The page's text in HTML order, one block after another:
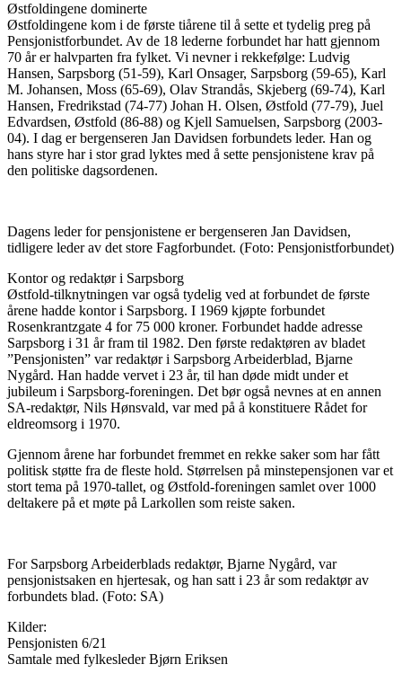
Østfoldingene dominerte
Østfoldingene kom i de første tiårene til å sette et tydelig preg på
Pensjonistforbundet. Av de 18 lederne forbundet har hatt gjennom
70 år er halvparten fra fylket. Vi nevner i rekkefølge: Ludvig
Hansen, Sarpsborg (51-59), Karl Onsager, Sarpsborg (59-65), Karl
M. Johansen, Moss (65-69), Olav Strandås, Skjeberg (69-74), Karl
Hansen, Fredrikstad (74-77) Johan H. Olsen, Østfold (77-79), Juel
Edvardsen, Østfold (86-88) og Kjell Samuelsen, Sarpsborg (2003-
04). I dag er bergenseren Jan Davidsen forbundets leder. Han og
hans styre har i stor grad lyktes med å sette pensjonistene krav på
den politiske dagsordenen.
Dagens leder for pensjonistene er bergenseren Jan Davidsen,
tidligere leder av det store Fagforbundet. (Foto: Pensjonistforbundet)
Kontor og redaktør i Sarpsborg
Østfold-tilknytningen var også tydelig ved at forbundet de første
årene hadde kontor i Sarpsborg. I 1969 kjøpte forbundet
Rosenkrantzgate 4 for 75 000 kroner. Forbundet hadde adresse
Sarpsborg i 31 år fram til 1982. Den første redaktøren av bladet
”Pensjonisten” var redaktør i Sarpsborg Arbeiderblad, Bjarne
Nygård. Han hadde vervet i 23 år, til han døde midt under et
jubileum i Sarpsborg-foreningen. Det bør også nevnes at en annen
SA-redaktør, Nils Hønsvald, var med på å konstituere Rådet for
eldreomsorg i 1970.
Gjennom årene har forbundet fremmet en rekke saker som har fått
politisk støtte fra de fleste hold. Størrelsen på minstepensjonen var et
stort tema på 1970-tallet, og Østfold-foreningen samlet over 1000
deltakere på et møte på Larkollen som reiste saken.
For Sarpsborg Arbeiderblads redaktør, Bjarne Nygård, var
pensjonistsaken en hjertesak, og han satt i 23 år som redaktør av
forbundets blad. (Foto: SA)
Kilder:
Pensjonisten 6/21
Samtale med fylkesleder Bjørn Eriksen